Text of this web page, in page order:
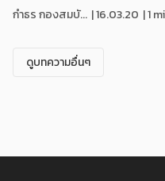
กำธร กองสมบั... |16.03.20 | 1
ดูบทความอื่นๆ